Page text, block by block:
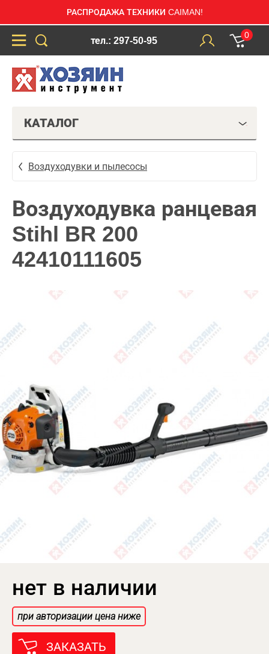
РАСПРОДАЖА ТЕХНИКИ CAIMAN!
тел.: 297-50-95
0
КАТАЛОГ
Воздуходувки и пылесосы
Воздуходувка ранцевая
Stihl BR 200
42410111605
нет в наличии
при авторизации цена ниже
ЗАКАЗАТЬ